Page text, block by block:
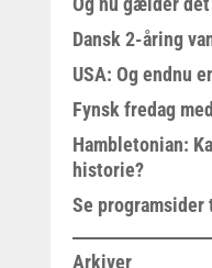
Dansk 2-åring
USA: Og endnu
Fynsk fredag
Hambletonian:
historie?
Se
Arkiver